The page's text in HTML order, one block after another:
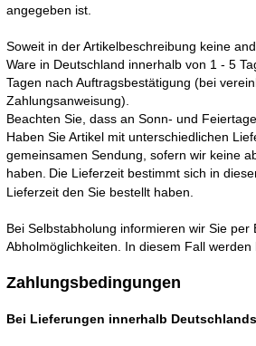
angegeben ist.
Soweit in der Artikelbeschreibung keine
Ware in Deutschland innerhalb von 1 - 5
Tagen nach Auftragsbestätigung (bei
Zahlungsanweisung).
Beachten Sie, dass an Sonn- und
Haben Sie Artikel mit unterschiedlichen
gemeinsamen Sendung, sofern wir keine
haben. Die Lieferzeit bestimmt sich in
Lieferzeit den Sie bestellt haben.
Bei Selbstabholung informieren wir Sie
Abholmöglichkeiten. In diesem Fall
Zahlungsbedingungen
Bei Lieferungen innerhalb